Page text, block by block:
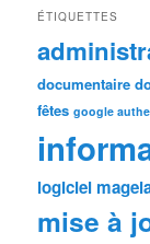
ÉTIQUETTES
documentaire
fêtes google
logiciel
mise à